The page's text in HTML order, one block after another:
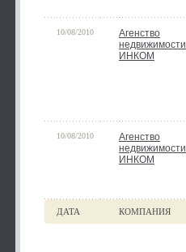
10/08/2010
Агенство
недвижимости
ИНКОМ
10/08/2010
Агенство
недвижимости
ИНКОМ
ДАТА КОМПАНИЯ